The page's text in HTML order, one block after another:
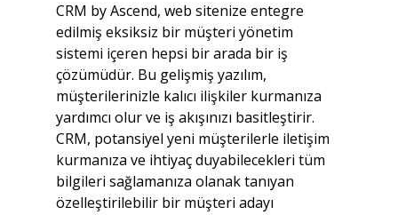
CRM by Ascend, web sitenize entegre
edilmiş eksiksiz bir müşteri yönetim
sistemi içeren hepsi bir arada bir iş
çözümüdür. Bu gelişmiş yazılım,
müşterilerinizle kalıcı ilişkiler kurmanıza
yardımcı olur ve iş akışınızı basitleştirir.
CRM, potansiyel yeni müşterilerle iletişim
kurmanıza ve ihtiyaç duyabilecekleri tüm
bilgileri sağlamanıza olanak tanıyan
özelleştirilebilir bir müşteri adayı